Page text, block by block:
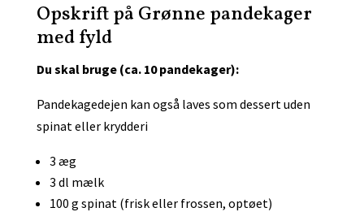
Opskrift på Grønne pandekager
med fyld
Du skal bruge (ca. 10 pandekager):
Pandekagedejen kan også laves som dessert uden
spinat eller krydderi
3 æg
3 dl mælk
100 g spinat (frisk eller frossen, optøet)